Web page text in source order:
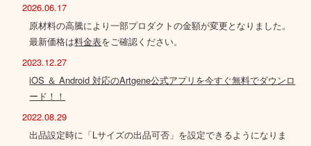
2026.06.17
原材料の高騰により一部プロダクトの金額が変更となりました。
最新価格は料金表をご確認ください。
2023.12.27
iOS ＆ Android 対応のArtgene公式アプリを今すぐ無料でダウンロ
ード！！
2022.08.29
出品設定時に「Lサイズの出品可否」を設定できるようになりま